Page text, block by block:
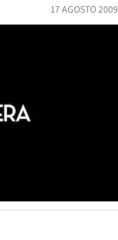
17 AGOSTO 2009